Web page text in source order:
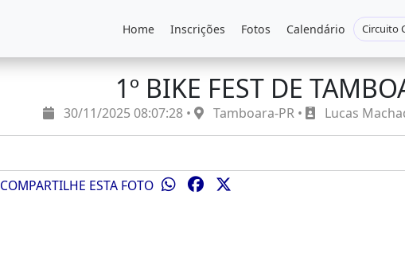
Home Inscrições Fotos Calendário Circuito
1º BIKE FEST DE
30/11/2025 08:07:28 • Tamboara-PR • Lucas
COMPARTILHE ESTA FOTO